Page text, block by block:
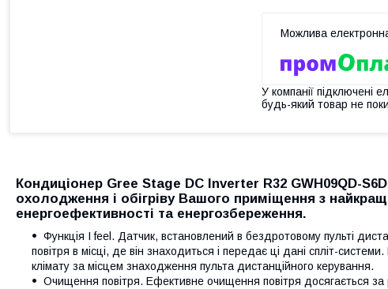
У компанії підключені
будь-який товар не
Кондиціонер Gree Stage DC Inverter R32 GWH09QD-
охолодження і обігріву Вашого приміщення з
енергоефективності та енергозбереження.
Функція I feel. Датчик, встановлений в бездротовому пульті
повітря в місці, де він знаходиться і передає ці дані спліт-
клімату за місцем знаходження пульта дистанційного керування.
Очищення повітря. Ефективне очищення повітря досягається за